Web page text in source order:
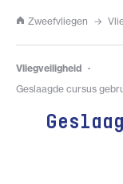
Zweefvliegen
Vliegveiligheid
Geslaagde cursus